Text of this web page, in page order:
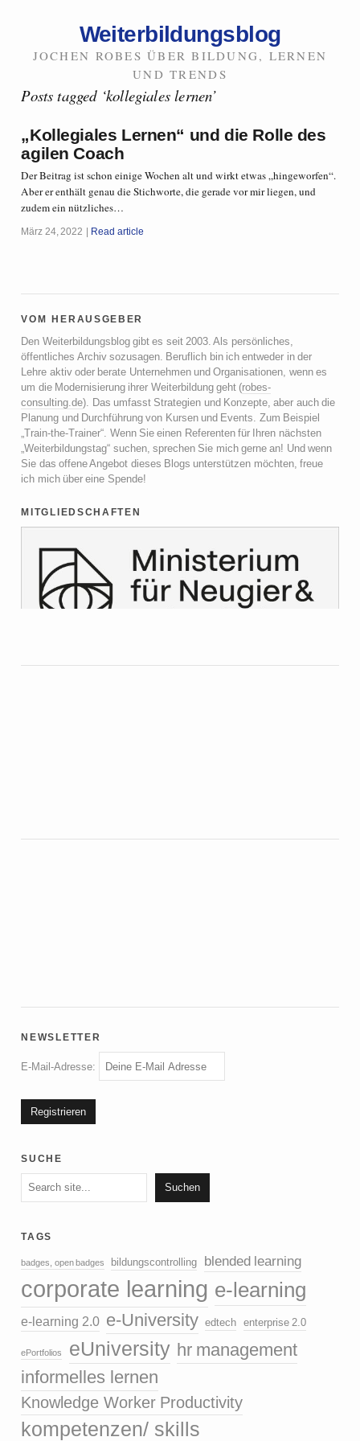
Weiterbildungsblog
JOCHEN ROBES ÜBER BILDUNG, LERNEN
UND TRENDS
Posts tagged ‘kollegiales lernen’
„Kollegiales Lernen“ und die Rolle des
agilen Coach
Der Beitrag ist schon einige Wochen alt und wirkt etwas „hingeworfen“.
Aber er enthält genau die Stichworte, die gerade vor mir liegen, und
zudem ein nützliches…
März 24, 2022 Read article
vom herausgeber
Den Weiterbildungsblog gibt es seit 2003. Als persönliches,
öffentliches Archiv sozusagen. Beruflich bin ich entweder in der
Lehre aktiv oder berate Unternehmen und Organisationen, wenn es
um die Modernisierung ihrer Weiterbildung geht (robes-
consulting.de). Das umfasst Strategien und Konzepte, aber auch die
Planung und Durchführung von Kursen und Events. Zum Beispiel
„Train-the-Trainer“. Wenn Sie einen Referenten für Ihren nächsten
„Weiterbildungstag“ suchen, sprechen Sie mich gerne an! Und wenn
Sie das offene Angebot dieses Blogs unterstützen möchten, freue
ich mich über eine Spende!
mitgliedschaften
newsletter
E-Mail-Adresse:
suche
Suchen
tags
badges, open badges bildungscontrolling blended learning
corporate learning e-learning
e-learning 2.0 e-University edtech enterprise 2.0
ePortfolios eUniversity hr management
informelles lernen
Knowledge Worker Productivity
kompetenzen/ skills